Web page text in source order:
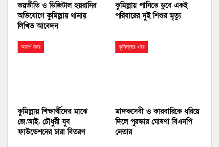
ভয়ভীতি ও ডিজিটাল হয়রানির
অভিযোগে কুমিল্লায় থানায়
লিখিত আবেদন
কুমিল্লায় পানিতে ডুবে একই
পরিবারের দুই শিশুর মৃত্যু
আদর্শ সদর
কুমিল্লায় শিক্ষার্থীদের মাঝে
জে.আই. চৌধুরী যুব
ফাউন্ডেশনের চারা বিতরণ
কুমিল্লার খবর
মাদকসেবী ও কারবারিকে ধরিয়ে
দিলে পুরস্কার ঘোষণা বিএনপি
নেতার